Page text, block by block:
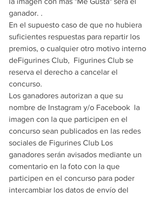
ganador. .
En el supuesto caso de que no hubiera
suficientes respuestas para repartir los
premios, o cualquier otro motivo interno
deFigurines Club,  Figurines Club se
reserva el derecho a cancelar el
concurso.
Los ganadores autorizan a que su
nombre de Instagram y/o Facebook  la
imagen con la que participen en el
concurso sean publicados en las redes
sociales de Figurines Club Los
ganadores serán avisados mediante un
comentario en la foto con la que
participen en el concurso para poder
intercambiar los datos de envío del